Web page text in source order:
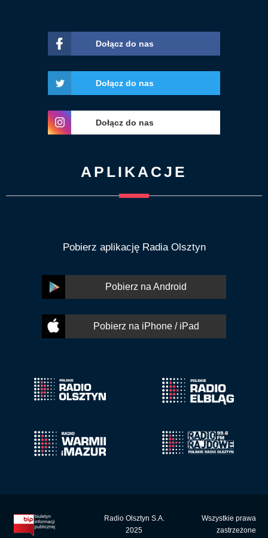
Dołącz do nas
Dołącz do nas
Dołącz do nas
APLIKACJE
Pobierz aplikację Radia Olsztyn
Pobierz na Android
Pobierz na iPhone / iPad
Radio Olsztyn S.A.
2025
Wszystkie prawa
zastrzeżone